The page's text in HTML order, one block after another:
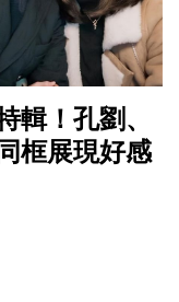
輯！孔劉、
框展現好感